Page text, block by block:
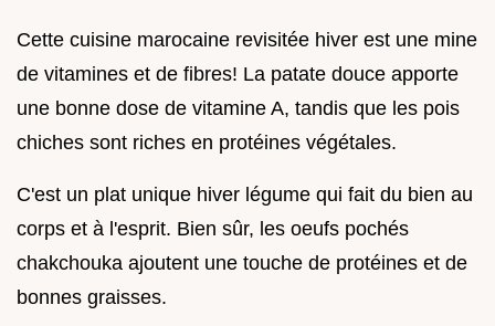
Cette cuisine marocaine revisitée hiver est une mine
de vitamines et de fibres! La patate douce apporte
une bonne dose de vitamine A, tandis que les pois
chiches sont riches en protéines végétales.
C'est un plat unique hiver légume qui fait du bien au
corps et à l'esprit. Bien sûr, les oeufs pochés
chakchouka ajoutent une touche de protéines et de
bonnes graisses.